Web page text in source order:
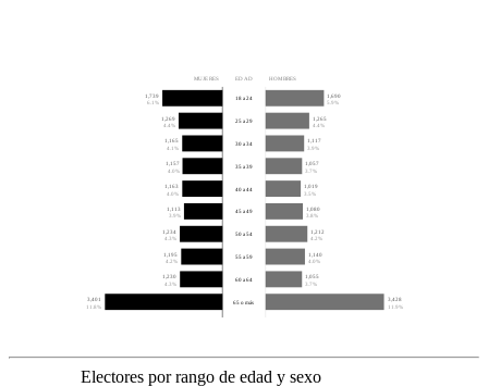
MUJERES EDAD HOMBRES
1,739
6.1%
1,690
5.9%
18 a 24
1,269
4.4%
1,265
4.4%
25 a 29
1,165
4.1%
1,117
3.9%
30 a 34
1,157
4.0%
1,057
3.7%
35 a 39
1,163
4.0%
1,019
3.5%
40 a 44
1,113
3.9%
1,080
3.8%
45 a 49
1,234
4.3%
1,212
4.2%
50 a 54
1,195
4.2%
1,140
4.0%
55 a 59
1,230
4.3%
1,055
3.7%
60 a 64
3,401
11.8%
3,428
11.9%
65 o más
Electores por rango de edad y sexo